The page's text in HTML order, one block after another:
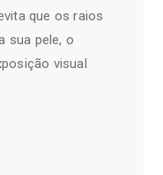
que os raios
sua pele, o
visual